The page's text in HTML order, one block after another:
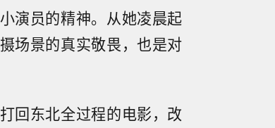
演员的精神。从她凌晨起
场景的真实敬畏，也是对
回东北全过程的电影，改